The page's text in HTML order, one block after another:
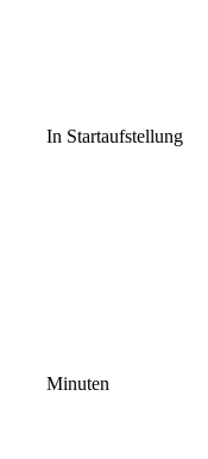
In Startaufstellung
Minuten